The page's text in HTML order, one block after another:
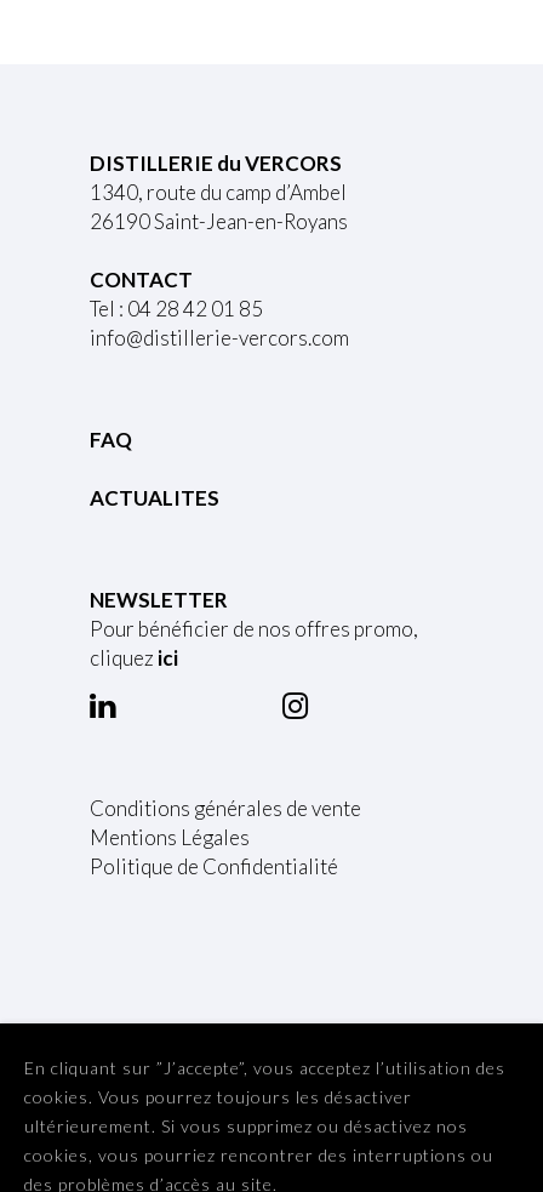
DISTILLERIE du VERCORS
1340, route du camp d’Ambel
26190 Saint-Jean-en-Royans
CONTACT
Tel : 04 28 42 01 85
info@distillerie-vercors.com
FAQ
ACTUALITES
NEWSLETTER
Pour bénéficier de nos offres promo,
cliquez ici
Conditions générales de vente
Mentions Légales
Politique de Confidentialité
L'abus d'alcool est dangereux pour la santé. A consommer
En cliquant sur ”J’accepte”, vous acceptez l’utilisation des
cookies. Vous pourrez toujours les désactiver
ultérieurement. Si vous supprimez ou désactivez nos
cookies, vous pourriez rencontrer des interruptions ou
des problèmes d’accès au site.